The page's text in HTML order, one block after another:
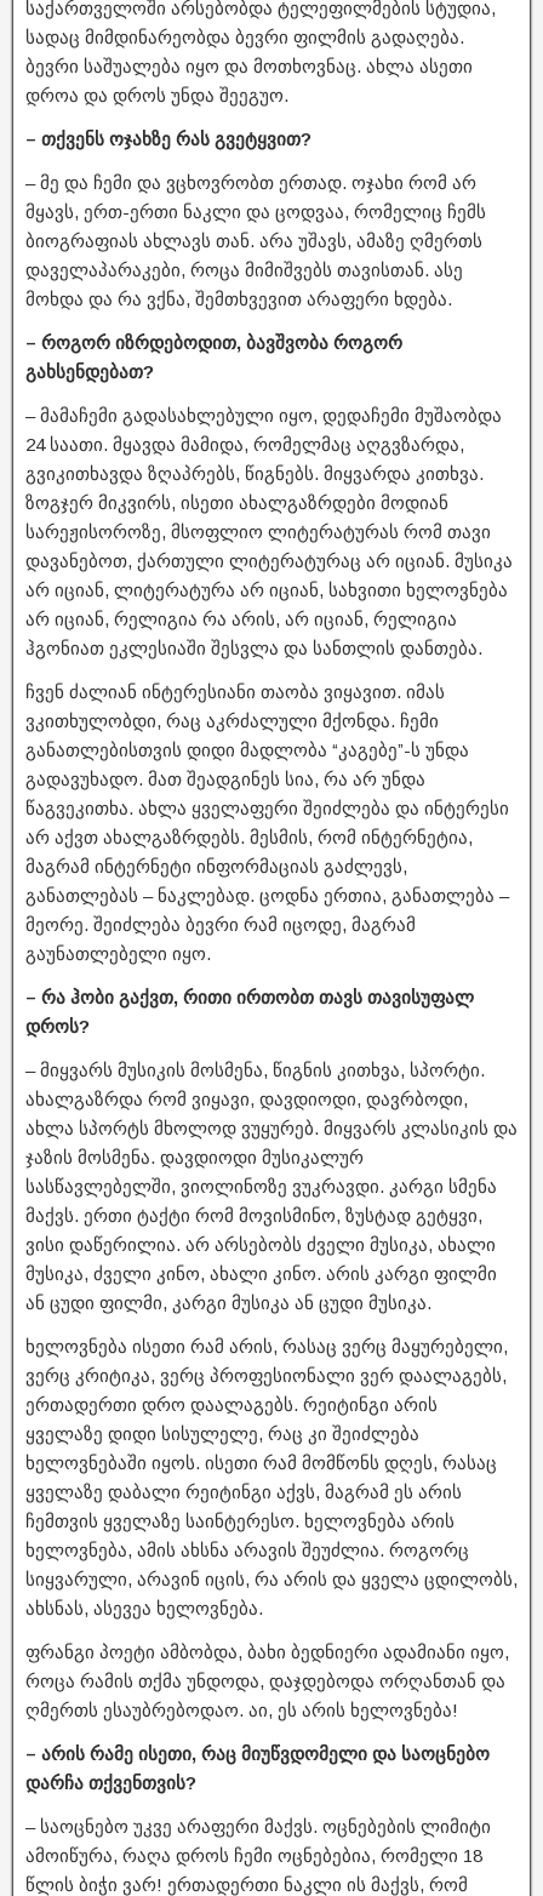
საქართველოში არსებობდა ტელეფილმების სტუდია,
სადაც მიმდინარეობდა ბევრი ფილმის გადაღება.
ბევრი საშუალება იყო და მოთხოვნაც. ახლა ასეთი
დროა და დროს უნდა შეეგუო.
– თქვენს ოჯახზე რას გვეტყვით?
– მე და ჩემი და ვცხოვრობთ ერთად. ოჯახი რომ არ
მყავს, ერთ-ერთი ნაკლი და ცოდვაა, რომელიც ჩემს
ბიოგრაფიას ახლავს თან. არა უშავს, ამაზე ღმერთს
დაველაპარაკები, როცა მიმიშვებს თავისთან. ასე
მოხდა და რა ვქნა, შემთხვევით არაფერი ხდება.
– როგორ იზრდებოდით, ბავშვობა როგორ
გახსენდებათ?
– მამაჩემი გადასახლებული იყო, დედაჩემი მუშაობდა
24 საათი. მყავდა მამიდა, რომელმაც აღგვზარდა,
გვიკითხავდა ზღაპრებს, წიგნებს. მიყვარდა კითხვა.
ზოგჯერ მიკვირს, ისეთი ახალგაზრდები მოდიან
სარეჟისოროზე, მსოფლიო ლიტერატურას რომ თავი
დავანებოთ, ქართული ლიტერატურაც არ იციან. მუსიკა
არ იციან, ლიტერატურა არ იციან, სახვითი ხელოვნება
არ იციან, რელიგია რა არის, არ იციან, რელიგია
ჰგონიათ ეკლესიაში შესვლა და სანთლის დანთება.
ჩვენ ძალიან ინტერესიანი თაობა ვიყავით. იმას
ვკითხულობდი, რაც აკრძალული მქონდა. ჩემი
განათლებისთვის დიდი მადლობა “კაგებე”-ს უნდა
გადავუხადო. მათ შეადგინეს სია, რა არ უნდა
წაგვეკითხა. ახლა ყველაფერი შეიძლება და ინტერესი
არ აქვთ ახალგაზრდებს. მესმის, რომ ინტერნეტია,
მაგრამ ინტერნეტი ინფორმაციას გაძლევს,
განათლებას – ნაკლებად. ცოდნა ერთია, განათლება –
მეორე. შეიძლება ბევრი რამ იცოდე, მაგრამ
გაუნათლებელი იყო.
– რა ჰობი გაქვთ, რითი ირთობთ თავს თავისუფალ
დროს?
– მიყვარს მუსიკის მოსმენა, წიგნის კითხვა, სპორტი.
ახალგაზრდა რომ ვიყავი, დავდიოდი, დავრბოდი,
ახლა სპორტს მხოლოდ ვუყურებ. მიყვარს კლასიკის და
ჯაზის მოსმენა. დავდიოდი მუსიკალურ
სასწავლებელში, ვიოლინოზე ვუკრავდი. კარგი სმენა
მაქვს. ერთი ტაქტი რომ მოვისმინო, ზუსტად გეტყვი,
ვისი დაწერილია. არ არსებობს ძველი მუსიკა, ახალი
მუსიკა, ძველი კინო, ახალი კინო. არის კარგი ფილმი
ან ცუდი ფილმი, კარგი მუსიკა ან ცუდი მუსიკა.
ხელოვნება ისეთი რამ არის, რასაც ვერც მაყურებელი,
ვერც კრიტიკა, ვერც პროფესიონალი ვერ დაალაგებს,
ერთადერთი დრო დაალაგებს. რეიტინგი არის
ყველაზე დიდი სისულელე, რაც კი შეიძლება
ხელოვნებაში იყოს. ისეთი რამ მომწონს დღეს, რასაც
ყველაზე დაბალი რეიტინგი აქვს, მაგრამ ეს არის
ჩემთვის ყველაზე საინტერესო. ხელოვნება არის
ხელოვნება, ამის ახსნა არავის შეუძლია. როგორც
სიყვარული, არავინ იცის, რა არის და ყველა ცდილობს,
ახსნას, ასევეა ხელოვნება.
ფრანგი პოეტი ამბობდა, ბახი ბედნიერი ადამიანი იყო,
როცა რამის თქმა უნდოდა, დაჯდებოდა ორღანთან და
ღმერთს ესაუბრებოდაო. აი, ეს არის ხელოვნება!
– არის რამე ისეთი, რაც მიუწვდომელი და საოცნებო
დარჩა თქვენთვის?
– საოცნებო უკვე არაფერი მაქვს. ოცნებების ლიმიტი
ამოიწურა, რაღა დროს ჩემი ოცნებებია, რომელი 18
წლის ბიჭი ვარ! ერთადერთი ნაკლი ის მაქვს, რომ